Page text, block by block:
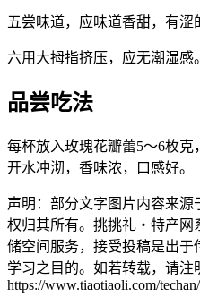
五尝味道，应味道香甜，有涩
六用大拇指挤压，应无潮湿感。
品尝吃法
每杯放入玫瑰花瓣蕾5～6枚克
开水冲沏，香味浓，口感好。
声明：部分文字图片内容来
权归其所有。挑挑礼・特产
储空间服务，接受投稿是出
学习之目的。如若转载，请注
https://www.tiaotiaoli.com/